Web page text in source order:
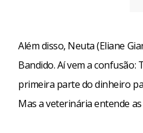
Além disso, Neuta (Eliane
Bandido. Aí vem a
primeira parte do dinheiro
Mas a veterinária entende